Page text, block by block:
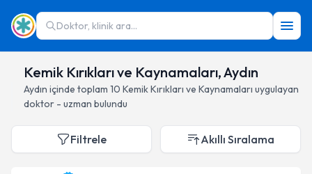
Doktor, klinik ara...
Kemik Kırıkları ve Kaynamaları, Aydın
Aydın içinde toplam 10 Kemik Kırıkları ve Kaynamaları uygulayan
doktor - uzman bulundu
Filtrele Akıllı Sıralama